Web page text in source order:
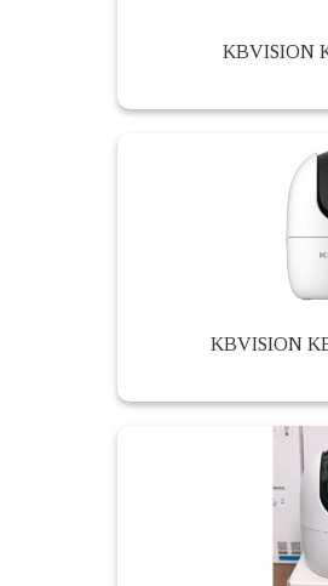
KBVISION
KBVISION